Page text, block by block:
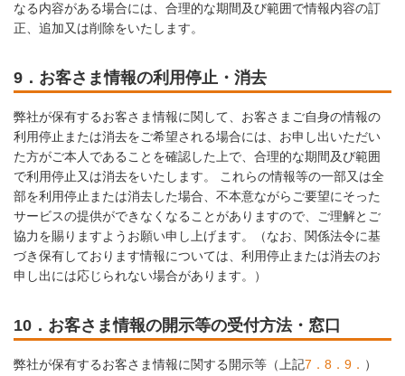
なる内容がある場合には、合理的な期間及び範囲で情報内容の訂
正、追加又は削除をいたします。
9．お客さま情報の利用停止・消去
弊社が保有するお客さま情報に関して、お客さまご自身の情報の
利用停止または消去をご希望される場合には、お申し出いただい
た方がご本人であることを確認した上で、合理的な期間及び範囲
で利用停止又は消去をいたします。 これらの情報等の一部又は全
部を利用停止または消去した場合、不本意ながらご要望にそった
サービスの提供ができなくなることがありますので、ご理解とご
協力を賜りますようお願い申し上げます。（なお、関係法令に基
づき保有しております情報については、利用停止または消去のお
申し出には応じられない場合があります。）
10．お客さま情報の開示等の受付方法・窓口
弊社が保有するお客さま情報に関する開示等（上記7． 8． 9． ）